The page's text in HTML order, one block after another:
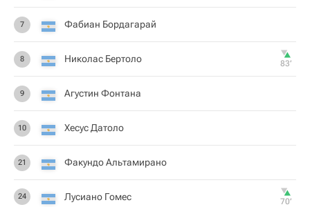
7 Фабиан Бордагарай
8 Николас Бертоло 83‎’‎
9 Агустин Фонтана
10 Хесус Датоло
21 Факундо Альтамирано
24 Лусиано Гомес 70‎’‎